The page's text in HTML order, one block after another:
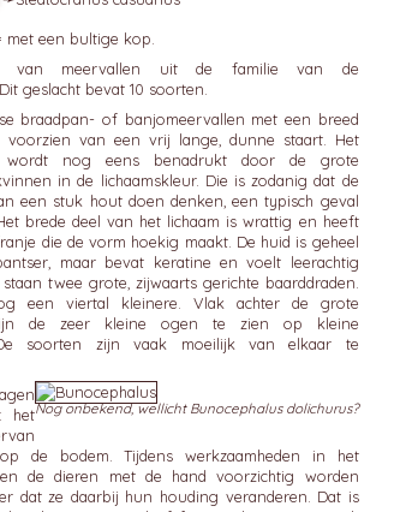
met een bultige kop.
uit de familie van de
. Dit geslacht bevat 10 soorten.
braadpan- of banjomeervallen met een breed
voorzien van een vrij lange, dunne staart. Het
wordt nog eens benadrukt door de grote
in de lichaamskleur. Die is zodanig dat de
een stuk hout doen denken, een typisch geval
Het brede deel van het lichaam is wrattig en heeft
die de vorm hoekig maakt. De huid is geheel
maar bevat keratine en voelt leerachtig
twee grote, zijwaarts gerichte baarddraden.
een viertal kleinere. Vlak achter de grote
de zeer kleine ogen te zien op kleine
soorten zijn vaak moeilijk van elkaar te
Nog onbekend, wellicht Bunocephalus dolichurus?
het
de bodem. Tijdens werkzaamheden in het
de dieren met de hand voorzichtig worden
dat ze daarbij hun houding veranderen. Dat is